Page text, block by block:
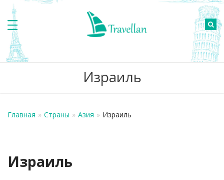
Израиль
Главная » Страны » Азия » Израиль
Израиль